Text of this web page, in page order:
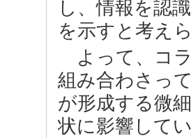
し、情報を認
を示すと考え
よって、コ
組み合わさっ
が形成する微
状に影響して